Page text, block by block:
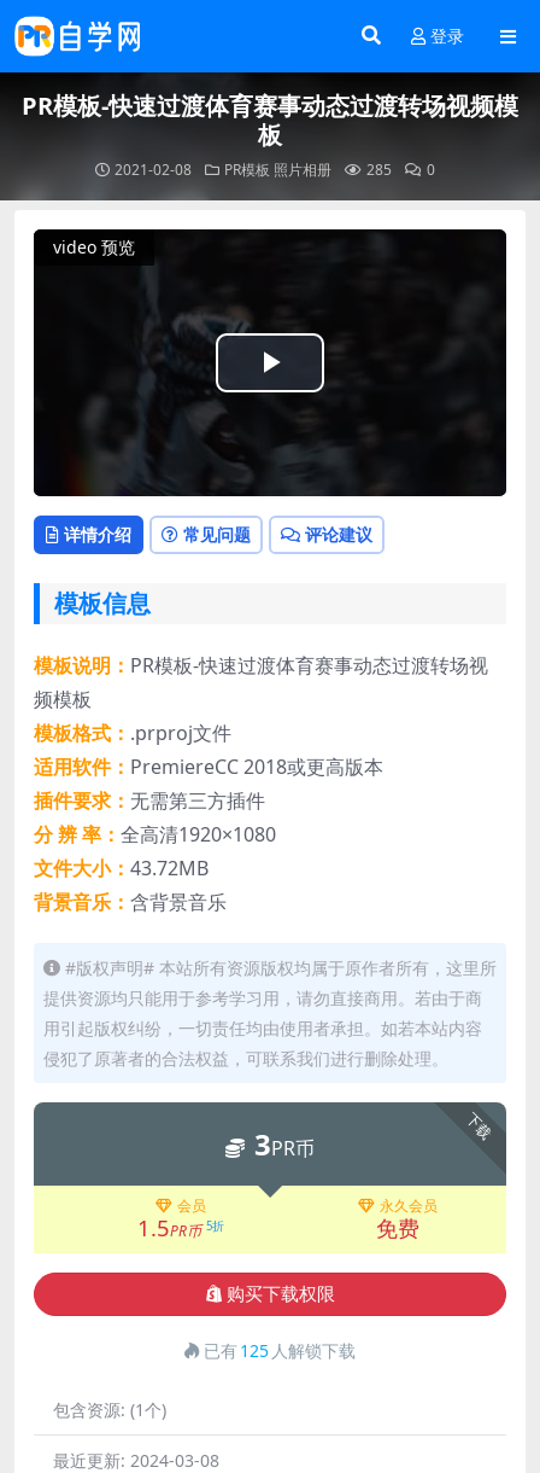
登录
PR模板-快速过渡体育赛事动态过渡转场视频模
板
2021-02-08 PR模板 照片相册 285 0
video 预览
Play
Video
详情介绍 常见问题 评论建议
模板信息
模板说明： PR模板-快速过渡体育赛事动态过渡转场视
频模板
模板格式： .prproj文件
适用软件： PremiereCC 2018或更高版本
插件要求： 无需第三方插件
分 辨 率： 全高清1920×1080
文件大小： 43.72MB
背景音乐： 含背景音乐
#版权声明# 本站所有资源版权均属于原作者所有，这里所
提供资源均只能用于参考学习用，请勿直接商用。若由于商
用引起版权纠纷，一切责任均由使用者承担。如若本站内容
侵犯了原著者的合法权益，可联系我们进行删除处理。
下载
3PR币
会员
1.5PR币 5折
永久会员
免费
购买下载权限
已有125 人解锁下载
包含资源: (1个)
最近更新: 2024-03-08